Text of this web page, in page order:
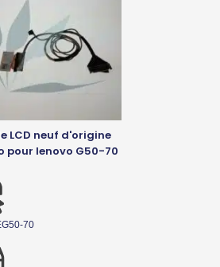
LCD neuf d'origine
pour lenovo G50-70
70